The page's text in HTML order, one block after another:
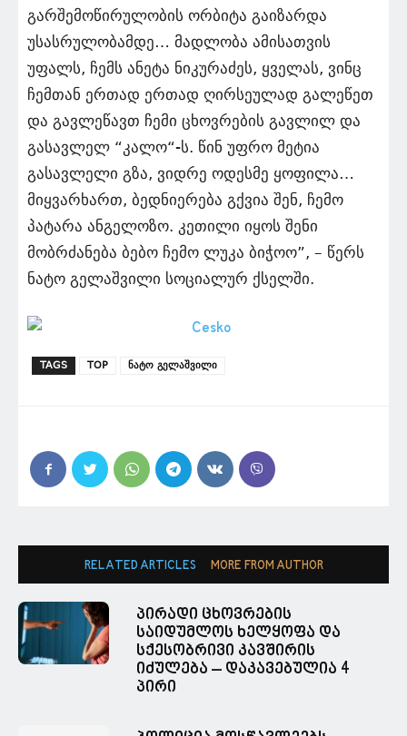
გარშემოწირულობის ორბიტა გაიზარდა
უსასრულობამდე… მადლობა ამისათვის
უფალს, ჩემს ანეტა ნიკურაძეს, ყველას, ვინც
ჩემთან ერთად ერთად ღირსეულად გალეწეთ
და გავლეწავთ ჩემი ცხოვრების გავლილ და
გასავლელ “კალო“-ს. წინ უფრო მეტია
გასავლელი გზა, ვიდრე ოდესმე ყოფილა…
მიყვარხართ, ბედნიერება გქვია შენ, ჩემო
პატარა ანგელოზო. კეთილი იყოს შენი
მობრძანება ბებო ჩემო ლუკა ბიჭოო”, – წერს
ნატო გელაშვილი სოციალურ ქსელში.
TAGS TOP ნატო გელაშვილი
RELATED ARTICLES MORE FROM AUTHOR
პირადი ცხოვრების
საიდუმლოს ხელყოფა და
სქესობრივი კავშირის
იძულება – დაკავებულია 4
პირი